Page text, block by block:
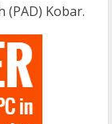
Kobar.